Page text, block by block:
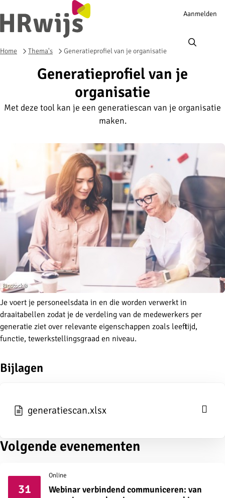
Account
Aanmelden
Home Thema's Generatieprofiel van je organisatie
Generatieprofiel van je
organisatie
Met deze tool kan je een generatiescan van je organisatie
maken.
Je voert je personeelsdata in en die worden verwerkt in
draaitabellen zodat je de verdeling van de medewerkers per
generatie ziet over relevante eigenschappen zoals leeftijd,
functie, tewerkstellingsgraad en niveau.
Bijlagen
generatiescan.xlsx
Volgende evenementen
31
Online
Webinar verbindend communiceren: van